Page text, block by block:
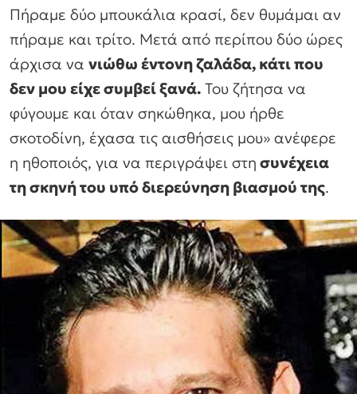
Πήραμε δύο μπουκάλια κρασί, δεν θυμάμαι αν
πήραμε και τρίτο. Μετά από περίπου δύο ώρες
άρχισα να νιώθω έντονη ζαλάδα, κάτι που
δεν μου είχε συμβεί ξανά. Του ζήτησα να
φύγουμε και όταν σηκώθηκα, μου ήρθε
σκοτοδίνη, έχασα τις αισθήσεις μου» ανέφερε
η ηθοποιός, για να περιγράψει στη συνέχεια
τη σκηνή του υπό διερεύνηση βιασμού της.